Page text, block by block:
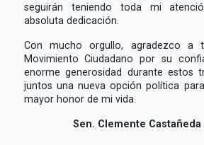
seguirán teniendo toda mi
absoluta dedicación.
Con mucho orgullo, agradezco a
Movimiento Ciudadano por su
enorme generosidad durante estos
juntos una nueva opción política
mayor honor de mi vida.
Sen. Clemente